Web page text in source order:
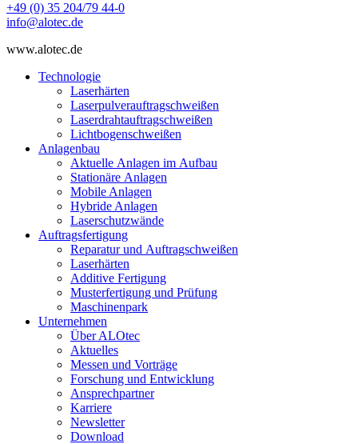
+49 (0) 35 204/79 44-0
info@alotec.de
www.alotec.de
Technologie
Laserhärten
Laserpulverauftragschweißen
Laserdrahtauftragschweißen
Lichtbogenschweißen
Anlagenbau
Aktuelle Anlagen im Aufbau
Stationäre Anlagen
Mobile Anlagen
Hybride Anlagen
Laserschutzwände
Auftragsfertigung
Reparatur und Auftragschweißen
Laserhärten
Additive Fertigung
Musterfertigung und Prüfung
Maschinenpark
Unternehmen
Über ALOtec
Aktuelles
Messen und Vorträge
Forschung und Entwicklung
Ansprechpartner
Karriere
Newsletter
Download